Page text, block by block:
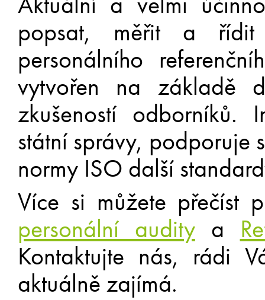
popsat, měřit a
personálního
vytvořen na základě
zkušeností odborníků.
státní správy, podporuje
normy ISO další
Více si můžete přečíst
personální auditya
Kontaktujte nás, rádi
aktuálně zajímá.